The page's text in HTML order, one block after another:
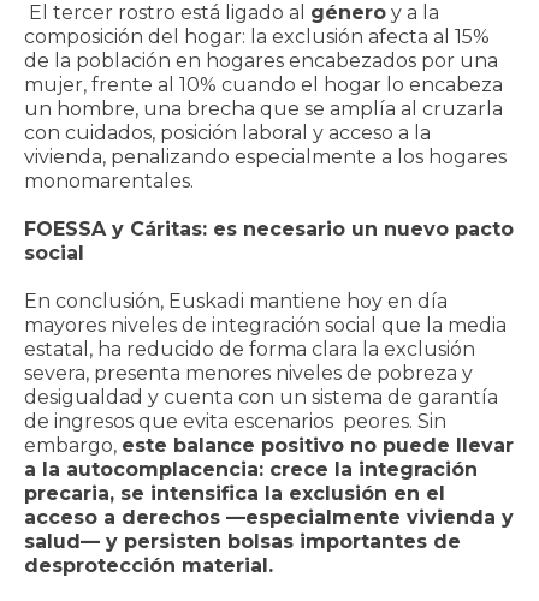
El tercer rostro está ligado al género y a la
composición del hogar: la exclusión afecta al 15%
de la población en hogares encabezados por una
mujer, frente al 10% cuando el hogar lo encabeza
un hombre, una brecha que se amplía al cruzarla
con cuidados, posición laboral y acceso a la
vivienda, penalizando especialmente a los hogares
monomarentales.
FOESSA y Cáritas: es necesario un nuevo pacto
social
En conclusión, Euskadi mantiene hoy en día
mayores niveles de integración social que la media
estatal, ha reducido de forma clara la exclusión
severa, presenta menores niveles de pobreza y
desigualdad y cuenta con un sistema de garantía
de ingresos que evita escenarios peores. Sin
embargo, este balance positivo no puede llevar
a la autocomplacencia: crece la integración
precaria, se intensifica la exclusión en el
acceso a derechos —especialmente vivienda y
salud— y persisten bolsas importantes de
desprotección material.